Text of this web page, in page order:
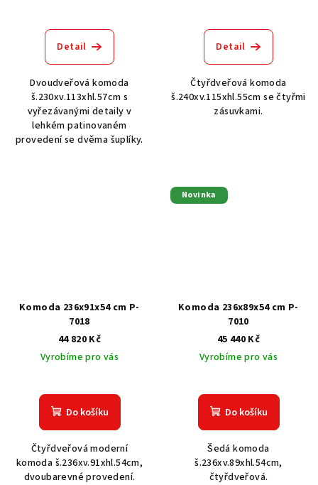
Detail
Dvoudveřová komoda
š.230xv.113xhl.57cm s
vyřezávanými detaily v
lehkém patinovaném
provedení se dvěma šuplíky.
Detail
Čtyřdveřová komoda
š.240xv.115xhl.55cm se čtyřmi
zásuvkami.
Komoda 236x91x54 cm P-
7018
44 820 Kč
Vyrobíme pro vás
Do košíku
Čtyřdveřová moderní
komoda š.236xv.91xhl.54cm,
dvoubarevné provedení.
Novinka
Komoda 236x89x54 cm P-
7010
45 440 Kč
Vyrobíme pro vás
Do košíku
Šedá komoda
š.236xv.89xhl.54cm,
čtyřdveřová.